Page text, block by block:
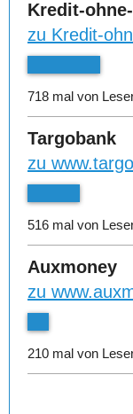
Kredit-
zu Kredit-
718 mal von
Targobank
zu
516 mal von
Auxmoney
zu
210 mal von